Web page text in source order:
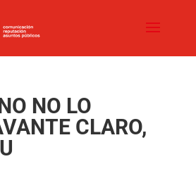
NO LO
CLARO,